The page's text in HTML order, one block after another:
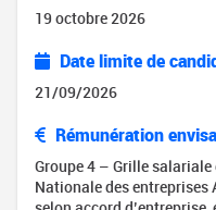
19 octobre 2026
Date limite de
21/09/2026
Rémunération
Groupe 4 – Grille
Nationale des